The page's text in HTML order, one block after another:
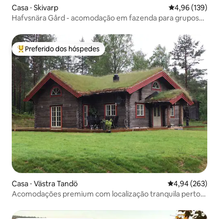
Casa ⋅ Skivarp 4,96 de uma
4,96 (139)
Hafvsnära Gård - acomodação em fazenda para grupos
Entre os melhores preferidos dos hóspedes
Preferido dos hóspedes
Casa ⋅ Västra Tandö 4,94 de uma
4,94 (263)
Acomodações premium com localização tranquila perto